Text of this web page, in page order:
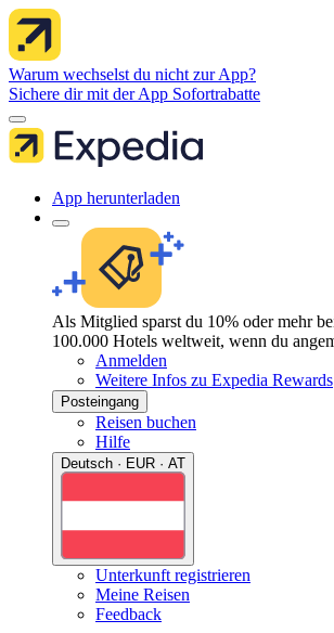
Warum wechselst du nicht zur App?
Sichere dir mit der App Sofortrabatte
App herunterladen
Als Mitglied sparst du 10% oder mehr
100.000 Hotels weltweit, wenn du
Anmelden
Weitere Infos zu Expedia Rewards
Posteingang
Reisen buchen
Hilfe
Deutsch · EUR · AT
Unterkunft registrieren
Meine Reisen
Feedback